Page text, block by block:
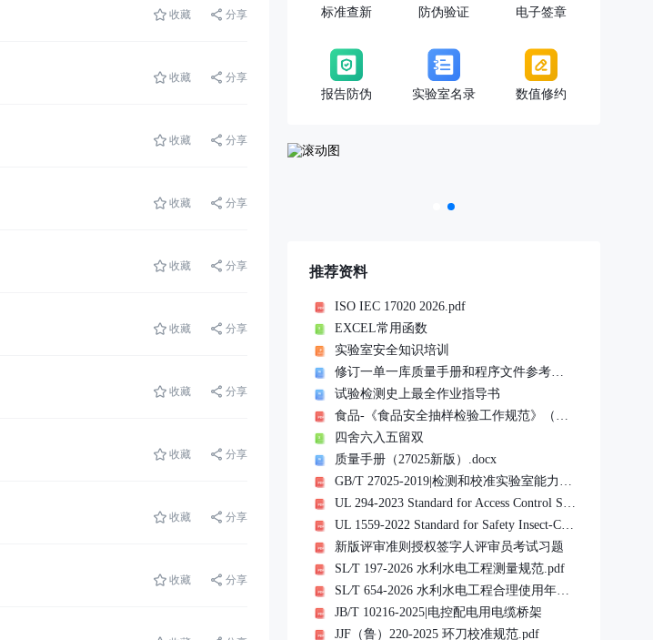
收藏 分享
收藏 分享
收藏 分享
收藏 分享
收藏 分享
收藏 分享
收藏 分享
收藏 分享
收藏 分享
收藏 分享
标准查新 防伪验证 电子签章
报告防伪 实验室名录 数值修约
推荐资料
ISO IEC 17020 2026.pdf
EXCEL常用函数
实验室安全知识培训
修订一单一库质量手册和程序文件参考文件
试验检测史上最全作业指导书
食品-《食品安全抽样检验工作规范》（市监食检发〔2023〕76 号）20240101实施
四舍六入五留双
质量手册（27025新版）.docx
GB/T 27025-2019|检测和校准实验室能力的通用要求
UL 294-2023 Standard for Access Control System Units.pdf
UL 1559-2022 Standard for Safety Insect-Control Equipment - Electrocution Type .pdf
新版评审准则授权签字人评审员考试习题
SL∕T 197-2026 水利水电工程测量规范.pdf
SL∕T 654-2026 水利水电工程合理使用年限及耐久性设计规范.pdf
JB/T 10216-2025|电控配电用电缆桥架
JJF（鲁）220-2025 环刀校准规范.pdf